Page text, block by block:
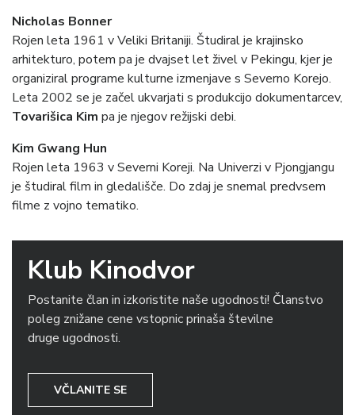
Nicholas Bonner
Rojen leta 1961 v Veliki Britaniji. Študiral je krajinsko
arhitekturo, potem pa je dvajset let živel v Pekingu, kjer je
organiziral programe kulturne izmenjave s Severno Korejo.
Leta 2002 se je začel ukvarjati s produkcijo dokumentarcev,
Tovarišica Kim pa je njegov režijski debi.
Kim Gwang Hun
Rojen leta 1963 v Severni Koreji. Na Univerzi v Pjongjangu
je študiral film in gledališče. Do zdaj je snemal predvsem
filme z vojno tematiko.
Klub Kinodvor
Postanite član in izkoristite naše ugodnosti! Članstvo
poleg znižane cene vstopnic prinaša številne
druge ugodnosti.
VČLANITE SE